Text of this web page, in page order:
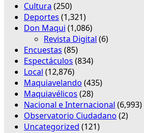
Cultura (250)
Deportes (1,321)
Don Maqui (1,086)
Revista Digital (6)
Encuestas (85)
Espectáculos (834)
Local (12,876)
Maquiavelando (435)
Maquiavélicos (28)
Nacional e Internacional (6,993)
Observatorio Ciudadano (2)
Uncategorized (121)